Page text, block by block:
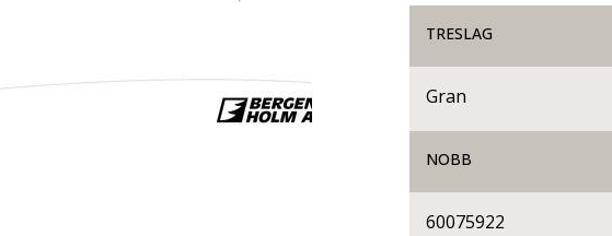
TRESLAG
Gran
NOBB
60075922